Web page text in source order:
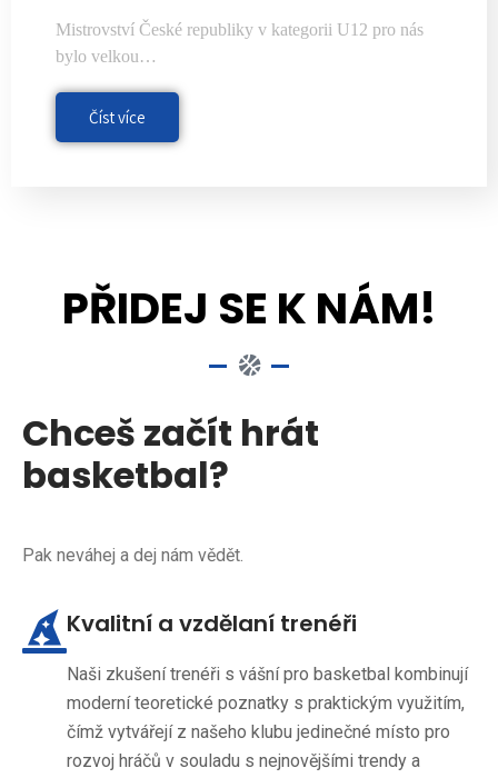
Mistrovství České republiky v kategorii U12 pro nás
bylo velkou…
Číst více
PŘIDEJ SE K NÁM!
Chceš začít hrát
basketbal?
Pak neváhej a dej nám vědět.
Kvalitní a vzdělaní trenéři
Naši zkušení trenéři s vášní pro basketbal kombinují
moderní teoretické poznatky s praktickým využitím,
čímž vytvářejí z našeho klubu jedinečné místo pro
rozvoj hráčů v souladu s nejnovějšími trendy a